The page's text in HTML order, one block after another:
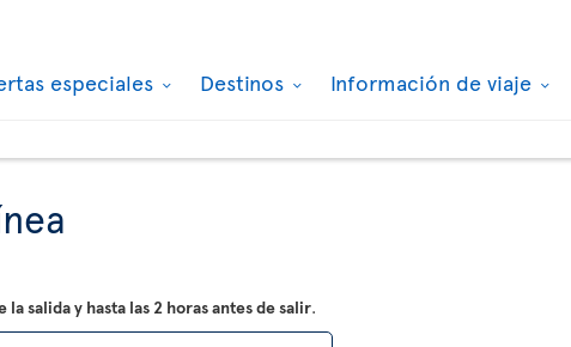
especiales Destinos Información de viaje
la salida y hasta las 2 horas antes de salir.